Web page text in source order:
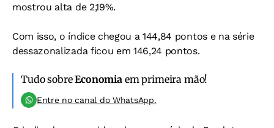
mostrou alta de 2,19%.
Com isso, o índice chegou a 144,84 pontos e na série
dessazonalizada ficou em 146,24 pontos.
Tudo sobreEconomia em primeira mão!
Entre no canal do WhatsApp.